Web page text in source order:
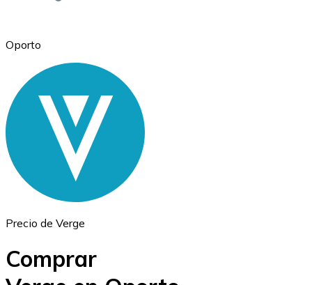
Ethereum
Oporto
Precio de Verge
Comprar